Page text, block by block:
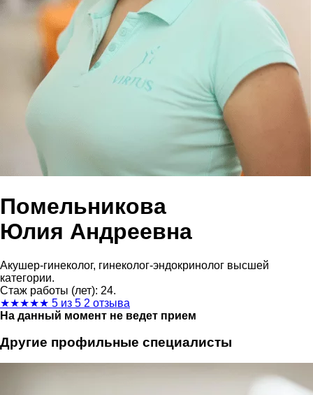
Помельникова
Юлия Андреевна
Акушер-гинеколог, гинеколог-эндокринолог высшей
категории.
Стаж работы (лет): 24.
★★★★★ 5 из 5 2 отзыва
На данный момент не ведет прием
Другие профильные специалисты